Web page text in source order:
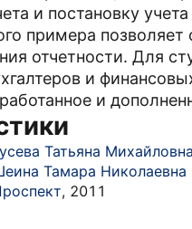
и постановку
примера
отчетности. Для
и
и
Татьяна Михайловна
Тамара Николаевна
, 2011